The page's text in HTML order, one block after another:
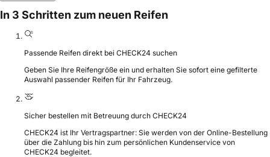
In 3 Schritten zum neuen Reifen
Passende Reifen direkt bei CHECK24 suchen
Geben Sie Ihre Reifengröße ein und erhalten Sie sofort eine gefilterte
Auswahl passender Reifen für Ihr Fahrzeug.
Sicher bestellen mit Betreuung durch CHECK24
CHECK24 ist Ihr Vertragspartner: Sie werden von der Online-Bestellung
über die Zahlung bis hin zum persönlichen Kundenservice von
CHECK24 begleitet.